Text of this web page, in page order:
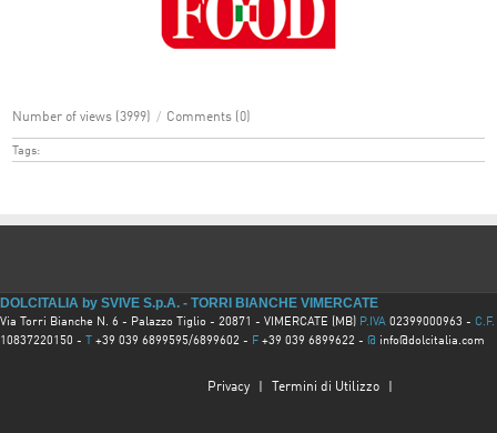
Number of views (3999) / Comments (0)
Tags:
DOLCITALIA by SVIVE S.p.A. - TORRI BIANCHE VIMERCATE
Via Torri Bianche N. 6 - Palazzo Tiglio - 20871 - VIMERCATE (MB) P.IVA 02399000963 - C.F.
10837220150 -
+39 039 6899595/6899602 - F +39 039 6899622 - @ info@dolcitalia.com
Privacy Termini di Utilizzo